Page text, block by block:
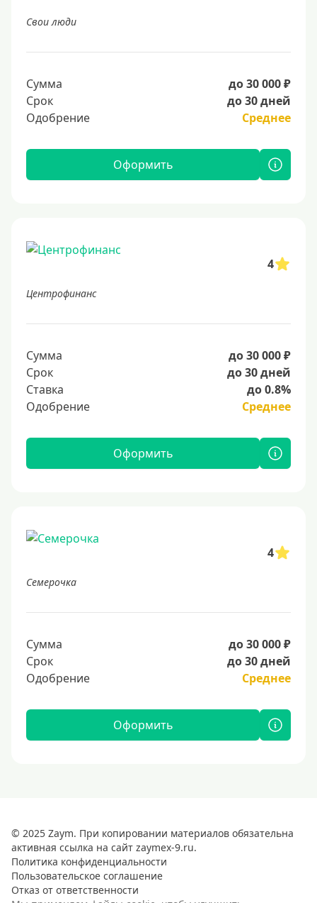
Свои люди
Сумма
до 30 000 ₽
Срок
до 30 дней
Одобрение
Среднее
Оформить
4
Центрофинанс
Сумма
до 30 000 ₽
Срок
до 30 дней
Ставка
до 0.8%
Одобрение
Среднее
Оформить
4
Семерочка
Сумма
до 30 000 ₽
Срок
до 30 дней
Одобрение
Среднее
Оформить
© 2025 Zaym. При копировании материалов обязательна
активная ссылка на сайт zaymex-9.ru.
Политика конфиденциальности
Пользовательское соглашение
Отказ от ответственности